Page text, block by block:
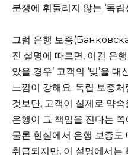
분쟁에 휘둘리지 않는 ‘독
그럼 은행 보증
진 설명에 따르면, 이건 은
았을 경우’ 고객의 ‘빚’을
느낌이 강해요. 독립 보증
것보단, 고객이 실제로 약
은행이 그 책임을 진다는
물론 현실에서 은행 보증도
취급되지만, 이 설명에서는